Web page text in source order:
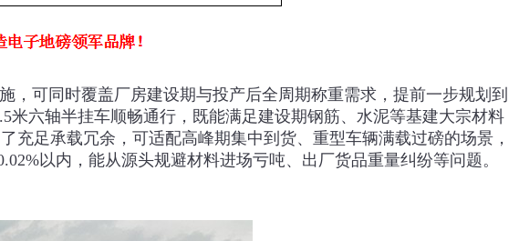
可同时覆盖厂房建设期与投产后全周期称重需求，提前一步规划到
米六轴半挂车顺畅通行，既能满足建设期钢筋、水泥等基建大宗材料
足承载冗余，可适配高峰期集中到货、重型车辆满载过磅的场景，
以内，能从源头规避材料进场亏吨、出厂货品重量纠纷等问题。